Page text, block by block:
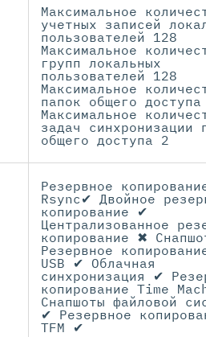
Максимальное
учетных записей
пользователей 128
Максимальное
групп локальных
пользователей 128
Максимальное
папок общего
Максимальное
задач синхронизации
общего доступа 2
Резервное
Rsync✔ Двойное
копирование ✔
Централизованное
копирование ✖
Резервное
USB ✔ Облачная
синхронизация ✔
копирование Time
Снапшоты файловой
✔ Резервное
TFM ✔